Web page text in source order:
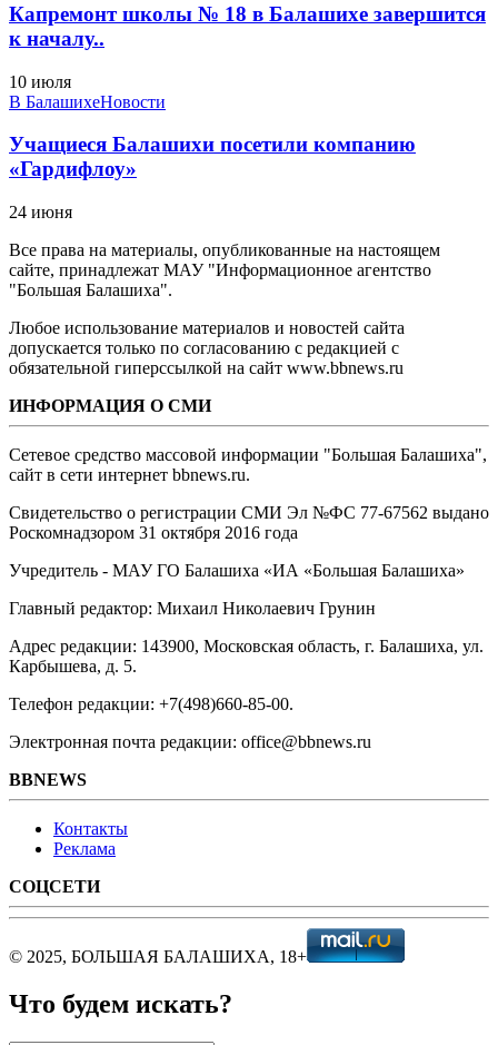
Капремонт школы № 18 в Балашихе завершится
к началу..
10 июля
В БалашихеНовости
Учащиеся Балашихи посетили компанию
«Гардифлоу»
24 июня
Все права на материалы, опубликованные на настоящем
сайте, принадлежат МАУ "Информационное агентство
"Большая Балашиха".
Любое использование материалов и новостей сайта
допускается только по согласованию с редакцией с
обязательной гиперссылкой на сайт www.bbnews.ru
ИНФОРМАЦИЯ О СМИ
Сетевое средство массовой информации "Большая Балашиха",
сайт в сети интернет bbnews.ru.
Свидетельство о регистрации СМИ Эл №ФС ‎77-67562 выдано
Роскомнадзором 31 октября 2016 года
Учредитель - МАУ ГО Балашиха «ИА «Большая Балашиха»
Главный редактор: Михаил Николаевич Грунин
Адрес редакции: 143900, Московская область, г. Балашиха, ул.
Карбышева, д. 5.
Телефон редакции: +7(498)660-85-00.
Электронная почта редакции: office@bbnews.ru
BBNEWS
Контакты
Реклама
СОЦСЕТИ
© 2025, БОЛЬШАЯ БАЛАШИХА, 18+
Что будем искать?